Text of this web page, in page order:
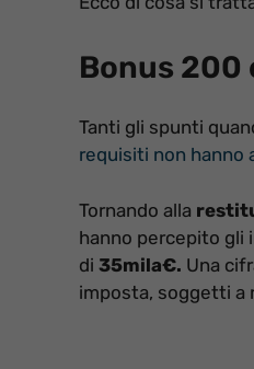
Bonus 200
Tanti gli spunti
requisiti non hanno
Tornando alla
hanno percepito gli
di 35mila€. Una
imposta, soggetti a